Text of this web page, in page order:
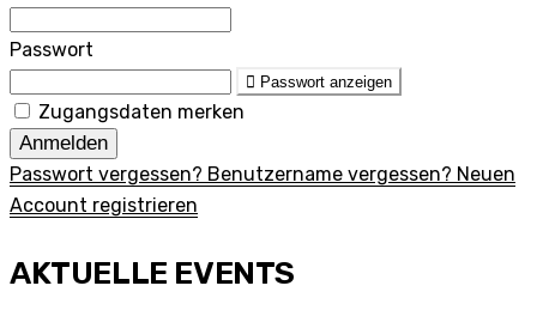
Passwort
Passwort anzeigen
Zugangsdaten merken
Anmelden
Passwort vergessen? Benutzername vergessen? Neuen
Account registrieren
AKTUELLE EVENTS